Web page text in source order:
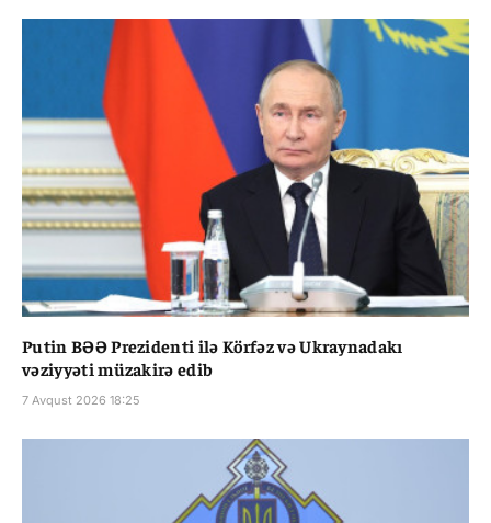
Putin BƏƏ Prezidenti ilə Körfəz və Ukraynadakı
vəziyyəti müzakirə edib
7 Avqust 2026 18:25